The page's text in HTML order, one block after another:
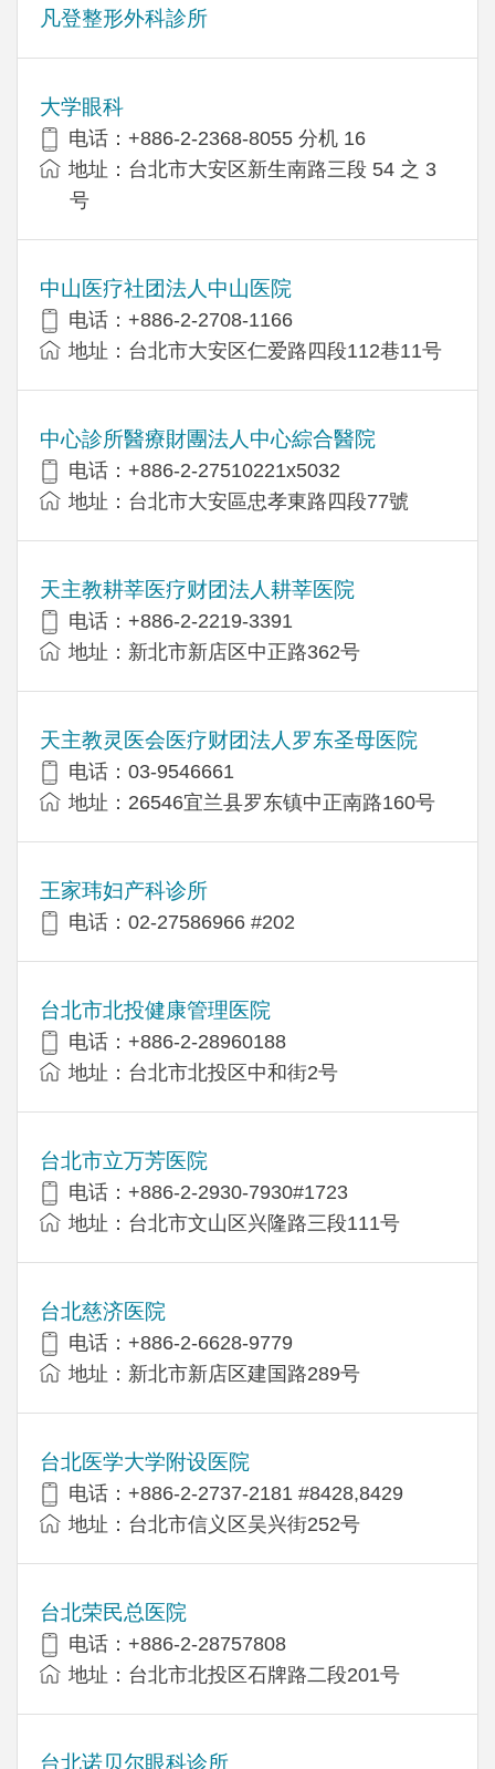
凡登整形外科診所
大学眼科
电话：+886-2-2368-8055 分机 16
地址：台北市大安区新生南路三段 54 之 3
号
中山医疗社团法人中山医院
电话：+886-2-2708-1166
地址：台北市大安区仁爱路四段112巷11号
中心診所醫療財團法人中心綜合醫院
电话：+886-2-27510221x5032
地址：台北市大安區忠孝東路四段77號
天主教耕莘医疗财团法人耕莘医院
电话：+886-2-2219-3391
地址：新北市新店区中正路362号
天主教灵医会医疗财团法人罗东圣母医院
电话：03-9546661
地址：26546宜兰县罗东镇中正南路160号
王家玮妇产科诊所
电话：02-27586966 #202
台北市北投健康管理医院
电话：+886-2-28960188
地址：台北市北投区中和街2号
台北市立万芳医院
电话：+886-2-2930-7930#1723
地址：台北市文山区兴隆路三段111号
台北慈济医院
电话：+886-2-6628-9779
地址：新北市新店区建国路289号
台北医学大学附设医院
电话：+886-2-2737-2181 #8428,8429
地址：台北市信义区吴兴街252号
台北荣民总医院
电话：+886-2-28757808
地址：台北市北投区石牌路二段201号
台北诺贝尔眼科诊所